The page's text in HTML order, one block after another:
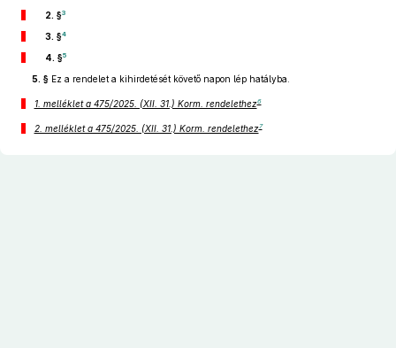
2. §3
3. §4
4. §5
5. § Ez a rendelet a kihirdetését követő napon lép hatályba.
1. melléklet a 475/2025. (XII. 31.) Korm. rendelethez6
2. melléklet a 475/2025. (XII. 31.) Korm. rendelethez7